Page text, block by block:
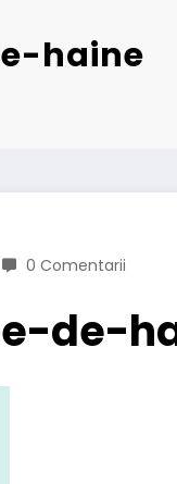
haine
0 Comentarii
de-